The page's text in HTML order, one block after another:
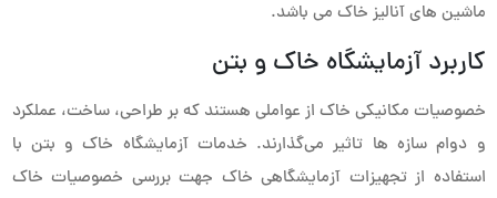
ماشین های آنالیز خاک می باشد.
کاربرد آزمایشگاه خاک و بتن
خصوصیات مکانیکی خاک از عواملی هستند که بر طراحی، ساخت، عملکرد
و دوام سازه ها تاثیر می‌گذارند. خدمات آزمایشگاه خاک و بتن با
استفاده از تجهیزات آزمایشگاهی خاک جهت بررسی خصوصیات خاک